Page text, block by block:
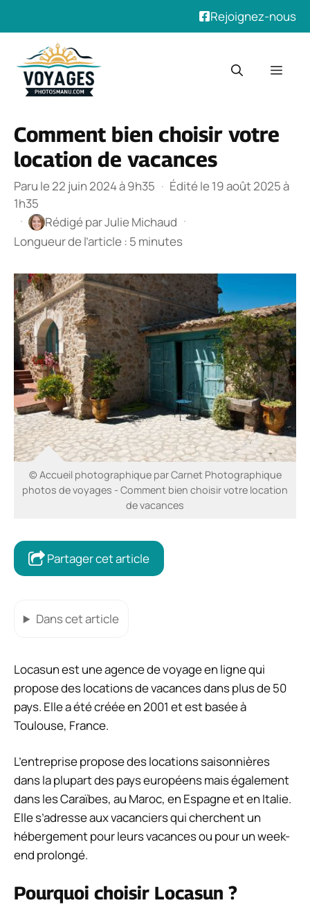
Rejoignez-nous
contenu
Comment bien choisir votre
location de vacances
Paru le 22 juin 2024 à 9h35 · Édité le 19 août 2025 à
1h35
·
Rédigé parJulie Michaud ·
Longueur de l’article : 5 minutes
© Accueil photographique par Carnet Photographique
photos de voyages - Comment bien choisir votre location
de vacances
Partager cet article
Dans cet article
Locasun est une agence de voyage en ligne qui
propose des locations de vacances dans plus de 50
pays. Elle a été créée en 2001 et est basée à
Toulouse, France.
L’entreprise propose des locations saisonnières
dans la plupart des pays européens mais également
dans les Caraïbes, au Maroc, en Espagne et en Italie.
Elle s’adresse aux vacanciers qui cherchent un
hébergement pour leurs vacances ou pour un week-
end prolongé.
Pourquoi choisir Locasun ?